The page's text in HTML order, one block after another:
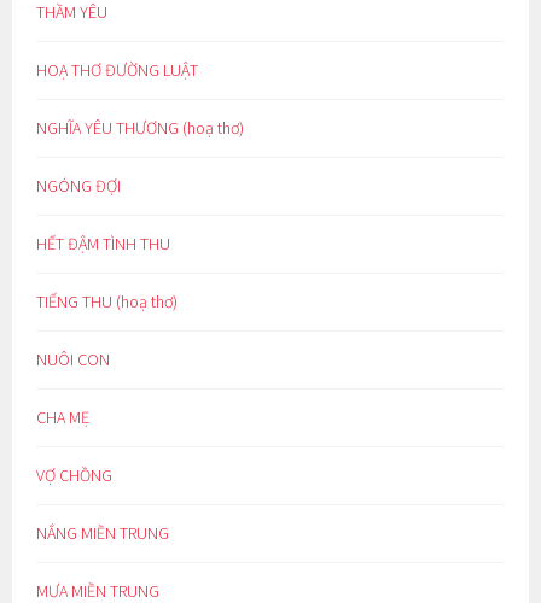
THẦM YÊU
HOẠ THƠ ĐƯỜNG LUẬT
NGHĨA YÊU THƯƠNG (hoạ thơ)
NGÓNG ĐỢI
HẾT ĐẬM TÌNH THU
TIẾNG THU (hoạ thơ)
NUÔI CON
CHA MẸ
VỢ CHỒNG
NẮNG MIỀN TRUNG
MƯA MIỀN TRUNG